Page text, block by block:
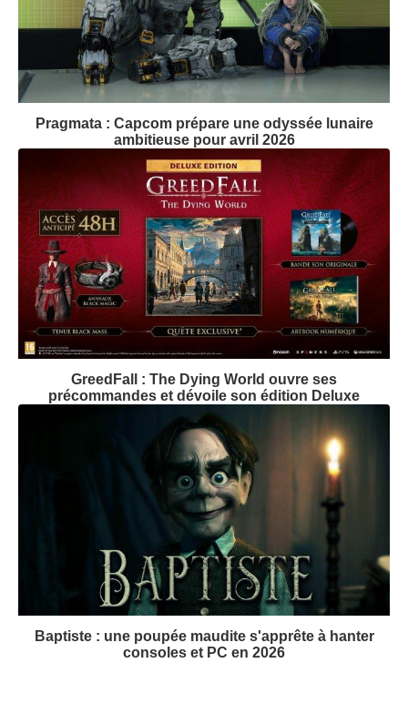
Pragmata : Capcom prépare une odyssée lunaire
ambitieuse pour avril 2026
GreedFall : The Dying World ouvre ses
précommandes et dévoile son édition Deluxe
Baptiste : une poupée maudite s'apprête à hanter
consoles et PC en 2026